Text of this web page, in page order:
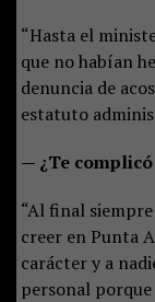
“Hasta el
que no habían
denuncia de
estatuto
— ¿Te complicó
“Al final
creer en Punta
carácter y a
personal